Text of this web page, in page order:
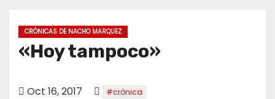
CRÓNICAS DE NACHO MARQUEZ
«Hoy tampoco»
Oct 16, 2017 #crónica